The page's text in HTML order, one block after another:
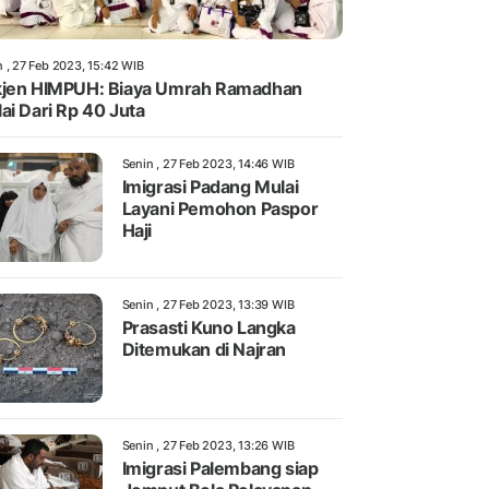
, 27 Feb 2023, 15:42 WIB
HIMPUH: Biaya Umrah Ramadhan
Dari Rp 40 Juta
Senin , 27 Feb 2023, 14:46 WIB
Imigrasi Padang Mulai
Layani Pemohon Paspor
Haji
Senin , 27 Feb 2023, 13:39 WIB
Prasasti Kuno Langka
Ditemukan di Najran
Senin , 27 Feb 2023, 13:26 WIB
Imigrasi Palembang siap